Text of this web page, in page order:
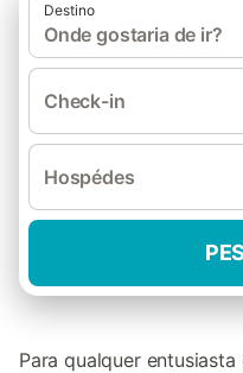
Destino
Onde gostaria de ir?
Check-in
Hospédes
Para qualquer